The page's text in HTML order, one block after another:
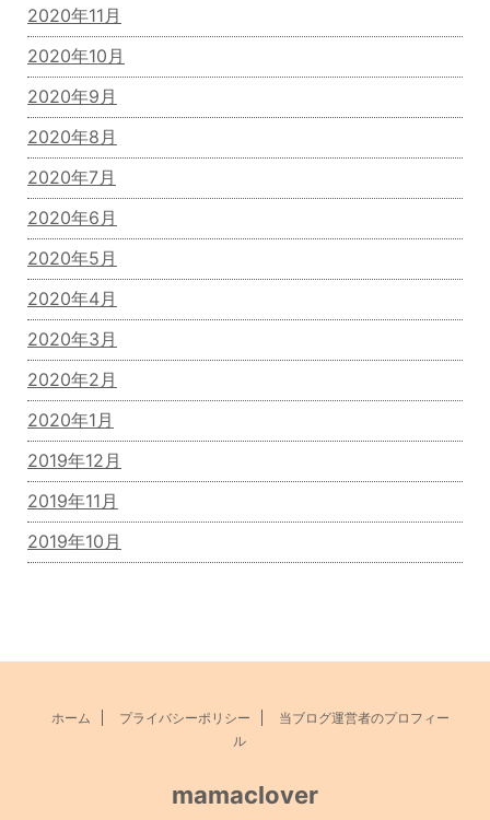
2020年11月
2020年10月
2020年9月
2020年8月
2020年7月
2020年6月
2020年5月
2020年4月
2020年3月
2020年2月
2020年1月
2019年12月
2019年11月
2019年10月
ホーム プライバシーポリシー
当ブログ運営者のプロフィー
ル
mamaclover